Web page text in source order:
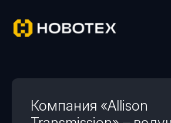
ГЛАВНАЯ КАТАЛОГ
Компания «Allison